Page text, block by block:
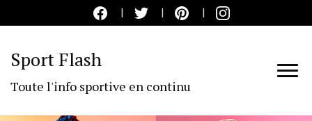
Sport Flash
Toute l'info sportive en continu